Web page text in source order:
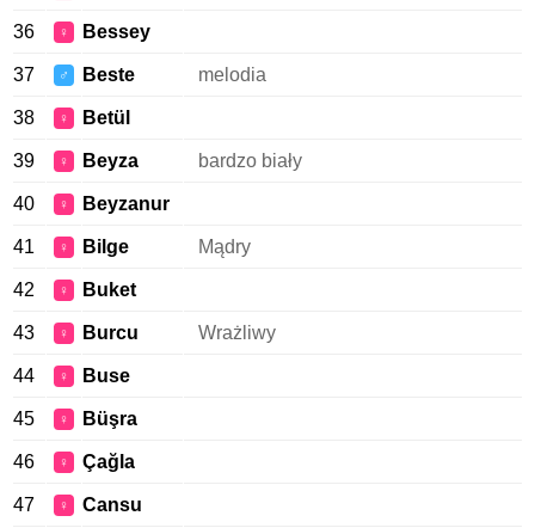
36 ♀ Bessey
37 ♂ Beste melodia
38 ♀ Betül
39 ♀ Beyza bardzo biały
40 ♀ Beyzanur
41 ♀ Bilge Mądry
42 ♀ Buket
43 ♀ Burcu Wrażliwy
44 ♀ Buse
45 ♀ Büşra
46 ♀ Çağla
47 ♀ Cansu